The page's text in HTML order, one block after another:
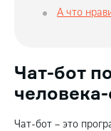
А что
Чат-бот
Чат-бот – это